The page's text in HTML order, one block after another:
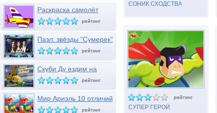
СОНИК СХОДСТВА
рейтинг
СУПЕР ГЕРОЙ
Раскраска самолёт
рейтинг
Пазл: звёзды "Сумерек"
рейтинг
Скуби Ду ездим на
газонокосилке рейтинг
Мир Ариэль 10 отличий
рейтинг